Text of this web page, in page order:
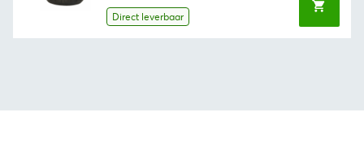
€30,25.€28,74.
Direct leverbaar